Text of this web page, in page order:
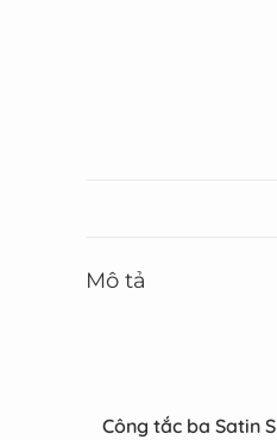
Mô tả
Công tắc ba Satin S